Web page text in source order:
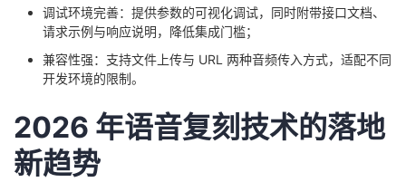
调试环境完善：提供参数的可视化调试，同时附带接口文档、
请求示例与响应说明，降低集成门槛；
兼容性强：支持文件上传与 URL 两种音频传入方式，适配不同
开发环境的限制。
2026 年语音复刻技术的落地
新趋势